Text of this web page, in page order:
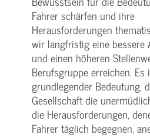
Fahrer schärfen und ihre
Herausforderungen
wir langfristig eine bessere
und einen höheren
Berufsgruppe erreichen. Es
grundlegender Bedeutung,
Gesellschaft die
die Herausforderungen,
Fahrer täglich begegnen,